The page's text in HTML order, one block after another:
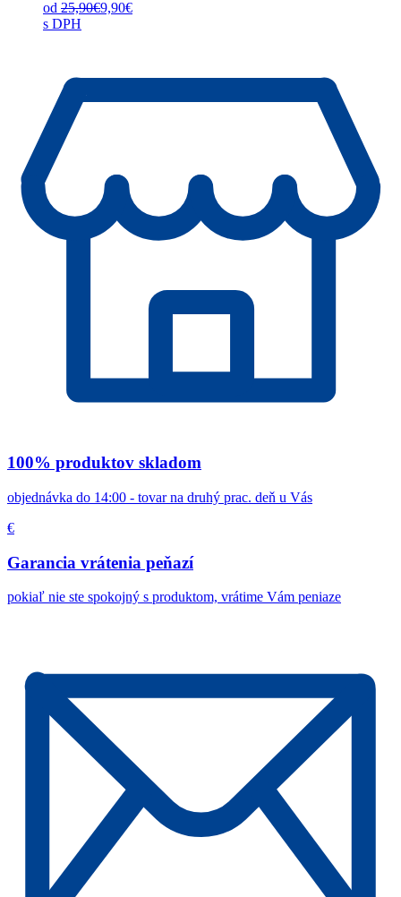
od 25,90€9,90€
s DPH
100% produktov skladom
objednávka do 14:00 - tovar na druhý prac. deň u Vás
€
Garancia vrátenia peňazí
pokiaľ nie ste spokojný s produktom, vrátime Vám peniaze